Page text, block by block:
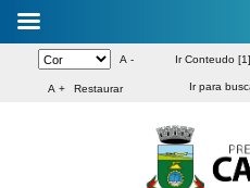
A -
A + Restaurar
Ir Conteudo [1]
Ir para